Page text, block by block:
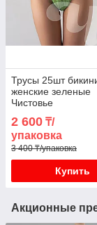
Трусы 25шт
женские зеленые
Чистовье
2 600 ₸/
упаковка
3 400 ₸/упаковка
Купить
Акционные